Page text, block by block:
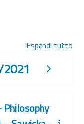
Espandi tutto
Philosophy